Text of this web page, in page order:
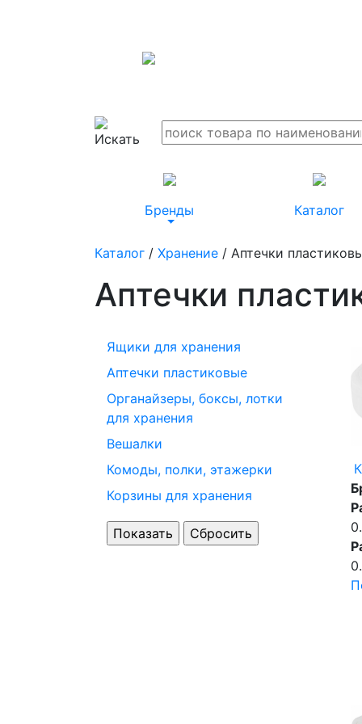
Бренды Каталог
Каталог / Хранение / Аптечки
Аптечки
Ящики для хранения
Аптечки пластиковые
Органайзеры, боксы, лотки
для хранения
Вешалки
Комоды, полки, этажерки
Корзины для хранения